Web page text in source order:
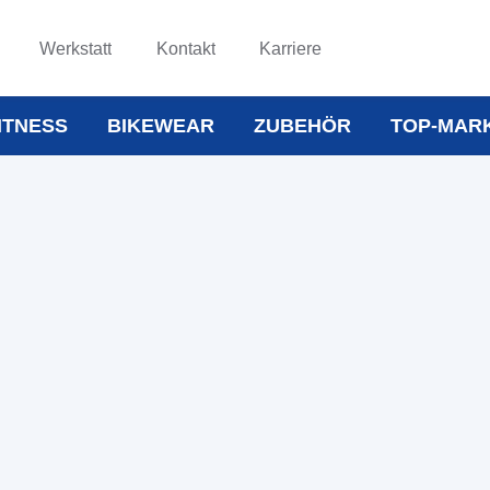
Werkstatt Kontakt Karriere
BIKEWEAR ZUBEHÖR TOP-